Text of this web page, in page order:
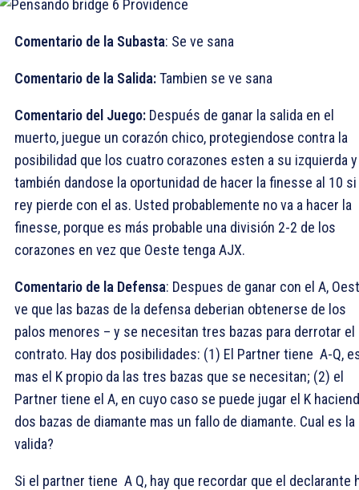
Comentario de la Subasta: Se ve sana
Comentario de la Salida:Tambien se ve sana
Comentario del Juego: Después de ganar la salida en el
muerto, juegue un corazón chico, protegiendose contra la
posibilidad que los cuatro corazones esten a su izquierda y
también dandose la oportunidad de hacer la finesse al 10
rey pierde con el as. Usted probablemente no va a hacer la
finesse, porque es más probable una división 2-2 de los
corazones en vez que Oeste tenga AJX.
Comentario de la Defensa: Despues de ganar con el A,
ve que las bazas de la defensa deberian obtenerse de los
palos menores – y se necesitan tres bazas para derrotar el
contrato. Hay dos posibilidades: (1) El Partner tiene A-Q,
mas el K propio da las tres bazas que se necesitan; (2) el
Partner tiene el A, en cuyo caso se puede jugar el K
dos bazas de diamante mas un fallo de diamante. Cual es la
valida?
Si el partner tiene A Q, hay que recordar que el declarante